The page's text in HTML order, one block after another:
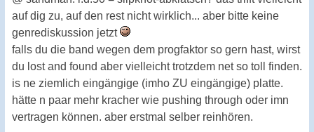
auf dig zu, auf den rest nicht wirklich... aber bitte keine
genrediskussion jetzt
falls du die band wegen dem progfaktor so gern hast, wirst
du lost and found aber vielleicht trotzdem net so toll finden.
is ne ziemlich eingängige (imho ZU eingängige) platte.
hätte n paar mehr kracher wie pushing through oder imn
vertragen können. aber erstmal selber reinhören.